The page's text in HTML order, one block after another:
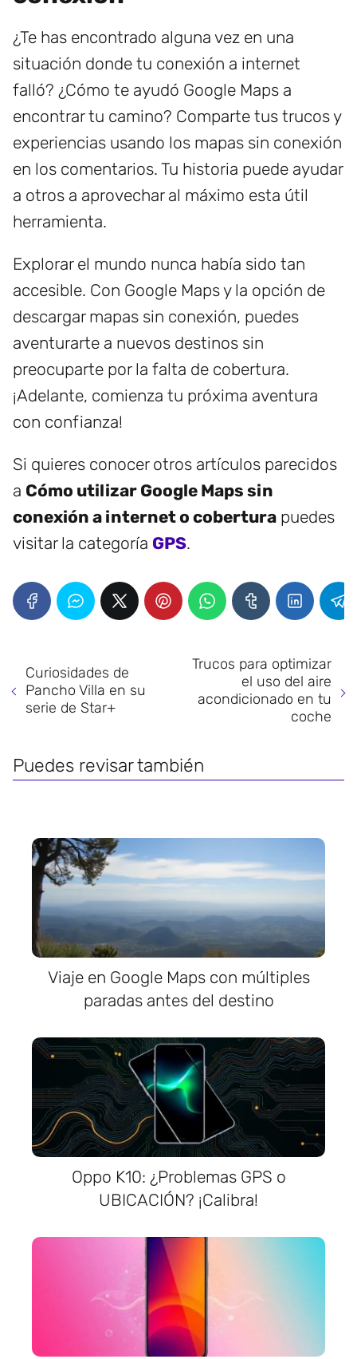
¿Te has encontrado alguna vez en una
situación donde tu conexión a internet
falló? ¿Cómo te ayudó Google Maps a
encontrar tu camino? Comparte tus trucos y
experiencias usando los mapas sin conexión
en los comentarios. Tu historia puede ayudar
a otros a aprovechar al máximo esta útil
herramienta.
Explorar el mundo nunca había sido tan
accesible. Con Google Maps y la opción de
descargar mapas sin conexión, puedes
aventurarte a nuevos destinos sin
preocuparte por la falta de cobertura.
¡Adelante, comienza tu próxima aventura
con confianza!
Si quieres conocer otros artículos parecidos
a Cómo utilizar Google Maps sin
conexión a internet o cobertura puedes
visitar la categoría GPS.
Curiosidades de
Pancho Villa en su
serie de Star+
Trucos para optimizar
el uso del aire
acondicionado en tu
coche
Puedes revisar también
Viaje en Google Maps con múltiples
paradas antes del destino
Oppo K10: ¿Problemas GPS o
UBICACIÓN? ¡Calibra!